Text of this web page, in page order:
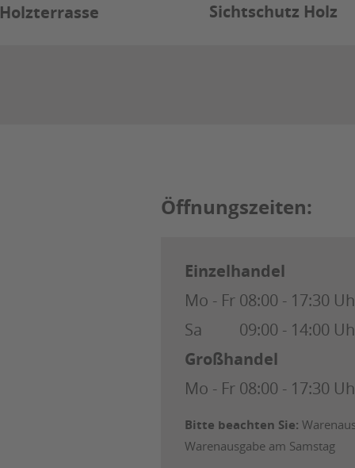
Sichtschutz Holz
Öffnungszeiten:
Einzelhandel
Mo - Fr 08:00 - 17:30
Sa
09:00 - 14:00
Großhandel
Mo - Fr 08:00 - 17:30
Bitte beachten Sie:
Warenausgabe am Samstag